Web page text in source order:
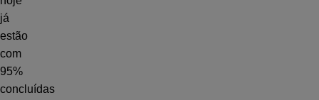
já
estão
com
95%
concluídas